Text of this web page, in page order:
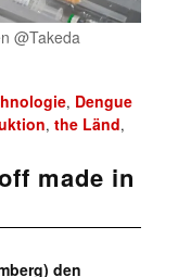
@Takeda
, Dengue
, the Länd,
made in
den